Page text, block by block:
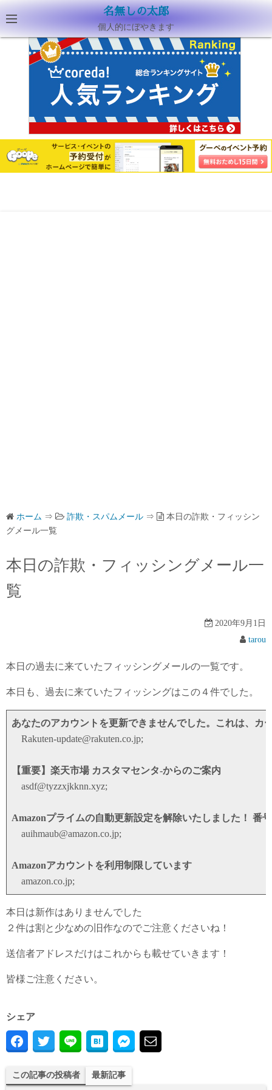
名無しの太郎
個人的にぼやきます
ホーム ⇒ 詐欺・スパムメール ⇒
本日の詐欺・フィッシン
グメール一覧
本日の詐欺・フィッシングメール一
覧
2020年9月1日
tarou
本日の過去に来ていたフィッシングメールの一覧です。
本日も、過去に来ていたフィッシングはこの４件でした。
あなたのアカウントを更新できませんでした。これは、カ
Rakuten-update@rakuten.co.jp;
【重要】楽天市場 カスタマセンタ-からのご案内
asdf@tyzzxjkknn.xyz;
Amazonプライムの自動更新設定を解除いたしました！ 番
auihmaub@amazon.co.jp;
Amazonアカウントを利用制限しています
amazon.co.jp;
本日は新作はありませんでした
２件は割と少なめの旧作なのでご注意くださいね！
送信者アドレスだけはこれからも載せていきます！
皆様ご注意ください。
シェア
この記事の投稿者 最新記事